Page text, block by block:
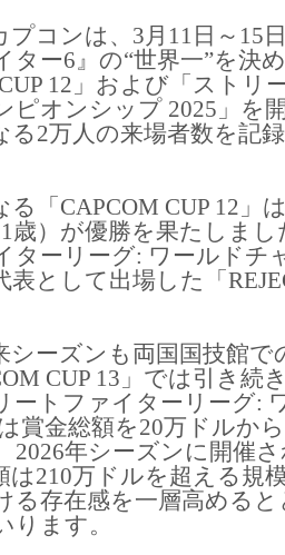
コンは、3月11日～15
ター6』の“世界一”を決
CUP 12」および「スト
ピオンシップ 2025」を
る2万人の来場者数を記
「CAPCOM CUP 12」
歳）が優勝を果たしま
ターリーグ: ワールドチ
表として出場した「
ーズンも両国国技館で
CUP 13」では引き続
ートファイターリーグ:
賞金総額を20万ドルか
2026年シーズンに開催
は210万ドルを超える規
る存在感を一層高める
ります。